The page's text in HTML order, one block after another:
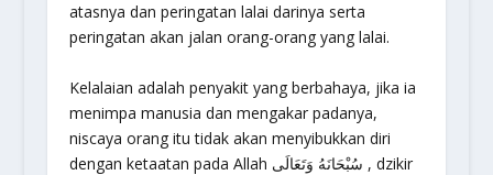
atasnya dan peringatan lalai darinya serta
peringatan akan jalan orang-orang yang lalai.
Kelalaian adalah penyakit yang berbahaya, jika ia
menimpa manusia dan mengakar padanya,
niscaya orang itu tidak akan menyibukkan diri
dengan ketaatan pada Allah سُبْحَانَهُ وَتَعَالَى , dzikir